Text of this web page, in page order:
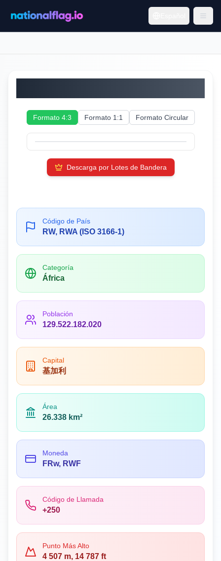
Formato 4:3 Formato 1:1 Formato Circular
Descarga por Lotes de Bandera
Código de País
RW, RWA (ISO 3166-1)
Categoría
África
Población
129.522.182.020
Capital
基加利
Área
26.338 km²
Moneda
FRw, RWF
Código de Llamada
+250
Punto Más Alto
4 507 m, 14 787 ft